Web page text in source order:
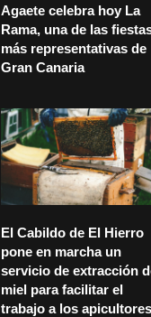
Agaete celebra hoy La
Rama, una de las
más representativas de
Gran Canaria
El Cabildo de El Hierro
pone en marcha un
servicio de extracción
miel para facilitar el
trabajo a los apicultores